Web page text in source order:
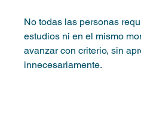
No todas las personas
estudios ni en el mismo
avanzar con criterio, sin
innecesariamente.